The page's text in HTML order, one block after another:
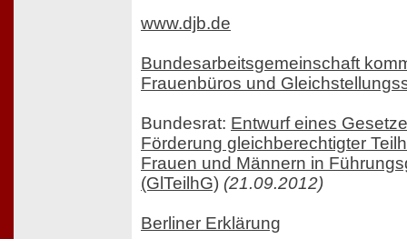
www.djb.de
Bundesarbeitsgemeinschaft
Frauenbüros und
Bundesrat: Entwurf eines
Förderung gleichberechtigter
Frauen und Männern in
(GlTeilhG) (21.09.2012)
Berliner Erklärung